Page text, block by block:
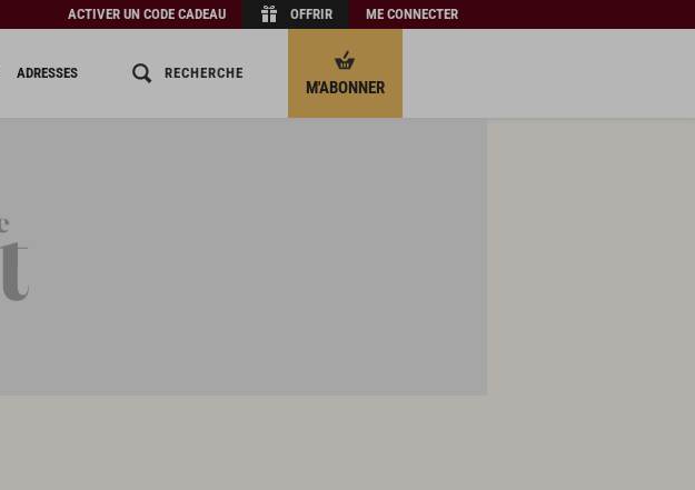
ACTIVER UN CODE CADEAU OFFRIR ME CONNECTER
ADRESSES RECHERCHE
M'ABONNER